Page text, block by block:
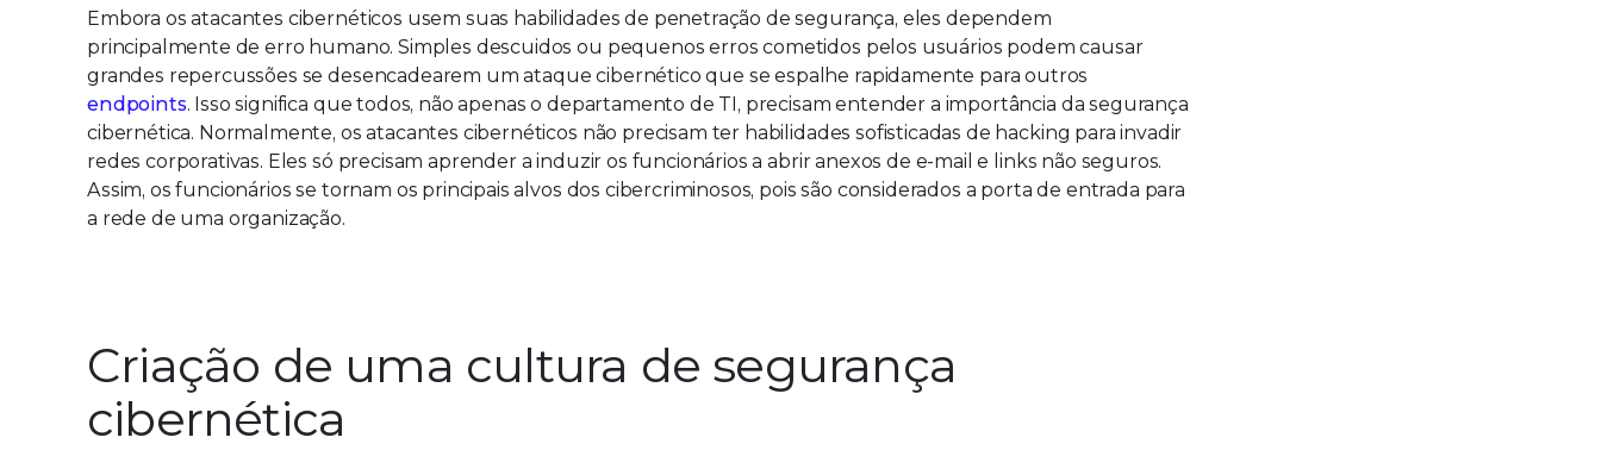
Embora os atacantes cibernéticos usem suas habilidades de penetração de segurança, eles dependem
principalmente de erro humano. Simples descuidos ou pequenos erros cometidos pelos usuários podem causar
grandes repercussões se desencadearem um ataque cibernético que se espalhe rapidamente para outros
endpoints. Isso significa que todos, não apenas o departamento de TI, precisam entender a importância da segurança
cibernética. Normalmente, os atacantes cibernéticos não precisam ter habilidades sofisticadas de hacking para invadir
redes corporativas. Eles só precisam aprender a induzir os funcionários a abrir anexos de e-mail e links não seguros.
Assim, os funcionários se tornam os principais alvos dos cibercriminosos, pois são considerados a porta de entrada para
a rede de uma organização.
Criação de uma cultura de segurança
cibernética